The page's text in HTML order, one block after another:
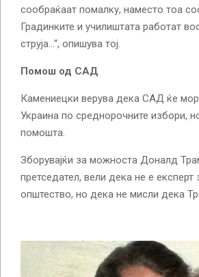
сообраќаат помалку, наместо тоа
Градинките и училиштата работат
струја…“, опишува тој.
Помош од САД
Камениецки верува дека САД ќе
Украина по среднорочните избори,
помошта.
Зборувајќи за можноста Доналд
претседател, вели дека не е
општество, но дека не мисли дека